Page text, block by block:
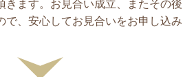
きます。お見合い成立、またその後
で、安心してお見合いをお申し込み